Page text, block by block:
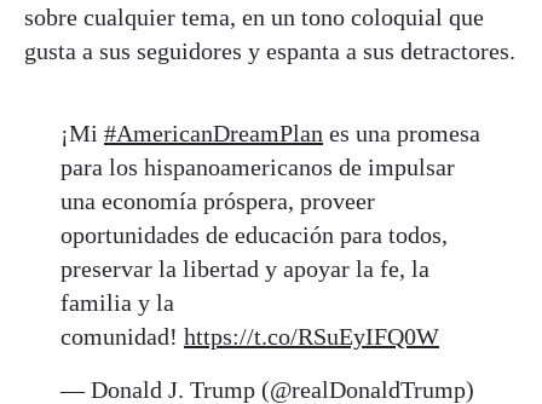
sobre cualquier tema, en un tono coloquial que
gusta a sus seguidores y espanta a sus detractores.
¡Mi #AmericanDreamPlan es una promesa
para los hispanoamericanos de impulsar
una economía próspera, proveer
oportunidades de educación para todos,
preservar la libertad y apoyar la fe, la
familia y la
comunidad! https://t.co/RSuEyIFQ0W
— Donald J. Trump (@realDonaldTrump)